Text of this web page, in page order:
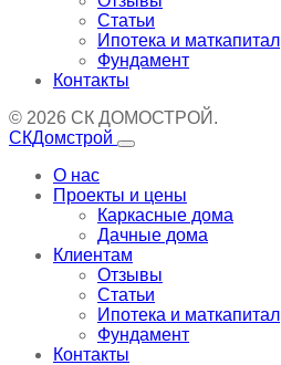
Статьи
Ипотека и маткапитал
Фундамент
Контакты
© 2026 СК ДОМОСТРОЙ.
СКДомстрой
О нас
Проекты и цены
Каркасные дома
Дачные дома
Клиентам
Отзывы
Статьи
Ипотека и маткапитал
Фундамент
Контакты